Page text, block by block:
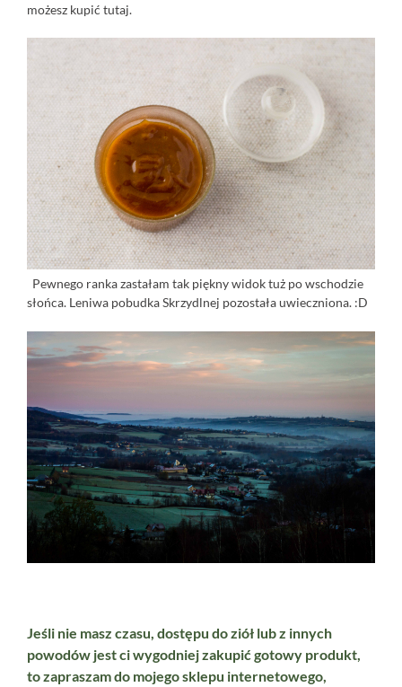
możesz kupić tutaj.
Pewnego ranka zastałam tak piękny widok tuż po wschodzie
słońca. Leniwa pobudka Skrzydlnej pozostała uwieczniona. :D
Jeśli nie masz czasu, dostępu do ziół lub z innych
powodów jest ci wygodniej zakupić gotowy produkt,
to zapraszam do mojego sklepu internetowego,